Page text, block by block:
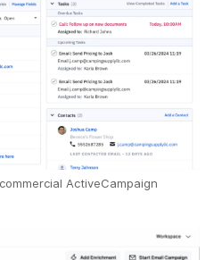
ActiveCampaign